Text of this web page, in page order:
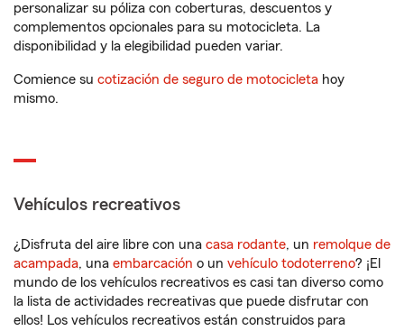
personalizar su póliza con coberturas, descuentos y
complementos opcionales para su motocicleta. La
disponibilidad y la elegibilidad pueden variar.
Comience su cotización de seguro de motocicleta hoy
mismo.
Vehículos recreativos
¿Disfruta del aire libre con una casa rodante, un remolque de
acampada, una embarcación o un vehículo todoterreno? ¡El
mundo de los vehículos recreativos es casi tan diverso como
la lista de actividades recreativas que puede disfrutar con
ellos! Los vehículos recreativos están construidos para